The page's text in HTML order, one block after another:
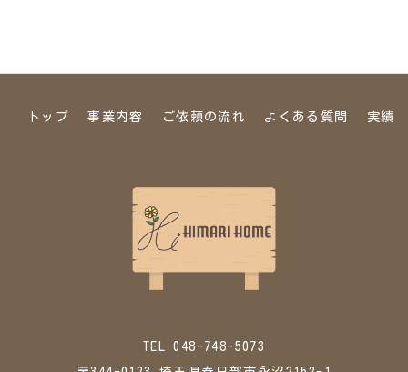
トップ 事業内容 ご依頼の流れ よくある質問 実績
TEL 048-748-5073